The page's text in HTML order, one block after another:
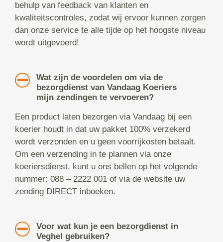
behulp van feedback van klanten en
kwaliteitscontroles, zodat wij ervoor kunnen zorgen
dan onze service te alle tijde op het hoogste niveau
wordt uitgevoerd!
Wat zijn de voordelen om via de
bezorgdienst van Vandaag Koeriers
mijn zendingen te vervoeren?
Een product laten bezorgen via Vandaag bij een
koerier houdt in dat uw pakket 100% verzekerd
wordt verzonden en u geen voorrijkosten betaalt.
Om een verzending in te plannen via onze
koeriersdienst, kunt u ons bellen op het volgende
nummer: 088 – 2222 001 of via de website uw
zending DIRECT inboeken.
Voor wat kun je een bezorgdienst in
Veghel gebruiken?